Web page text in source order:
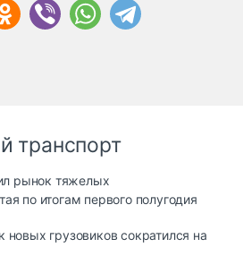
транспорт
рынок тяжелых
по итогам первого полугодия
новых грузовиков сократился на